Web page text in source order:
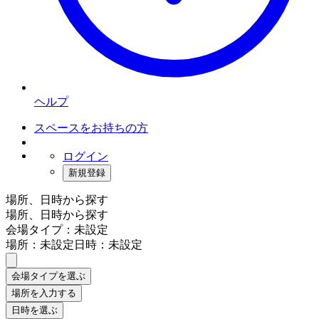
ヘルプ
スペースをお持ちの方
ログイン
新規登録
場所、日時から探す
場所、日時から探す
会場タイプ：未設定
場所：未設定日時：未設定
会場タイプを選ぶ
場所を入力する
日時を選ぶ